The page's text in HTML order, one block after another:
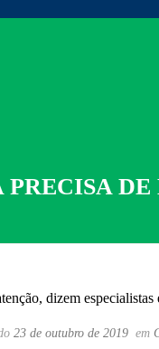
PRECISA
23 de outubro de 2019 em